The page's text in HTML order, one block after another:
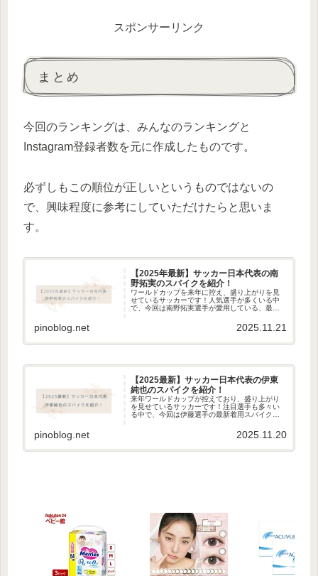
スポンサーリンク
まとめ
今回のランキングは、みんなのランキングと
Instagram登録者数を元に作成したものです。
必ずしもこの順位が正しいというものではないの
で、興味程度に参考にしていただけたらと思いま
す。
【2025年最新】サッカー日本代表の南
野拓実のスパイクを紹介！
ワールドカップを来年に控え、盛り上がりを見
せているサッカーです！人気選手が多くいる中
で、今回は南野拓実選手が愛用している、最新
方はぜひご覧ください。南野拓実の愛用スパイ
pinoblog.net 2025.11.21
【2025最新】サッカー日本代表の伊東
純也のスパイクを紹介！
来年ワールドカップが控えており、盛り上がり
を見せているサッカーです！注目選手も多々い
る中で、今回は伊藤選手の最新着用スパイクを
ださい。伊東純也選手の着用スパイクプーマ
pinoblog.net 2025.11.20